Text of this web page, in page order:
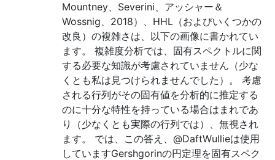
Mountney、Severini、アッシャー＆
Wossnig、2018）、HHL（およびいくつかの
改良）の複雑さは、以下の画像に書かれてい
ます。 複雑度分析では、固有スペクトルに関
する必要な知識が考慮されていません（少な
くとも私は見つけられませんでした）。 考慮
される行列がその固有値を分析的に推定する
のに十分な特性を持っている場合はまれであ
り（少なくとも実際の行列では）、無視され
ます。 では、この答え、@DaftWullieは使用
していますGershgorinの円定理を固有スペク